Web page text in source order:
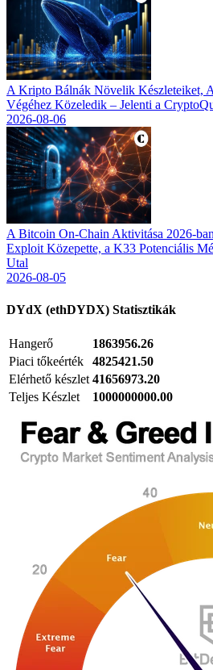
A Kripto Bálnák Növelik Készleteiket,
Végéhez Közeledik – Jelenti a
2026-08-06
A Bitcoin On-Chain Aktivitása 2026-
Exploit Közepette, a K33 Potenciális
Utal
2026-08-05
DYdX (ethDYDX) Statisztikák
Hangerő
1863956.26
Piaci tőkeérték
4825421.50
Elérhető készlet 41656973.20
Teljes Készlet
1000000000.00